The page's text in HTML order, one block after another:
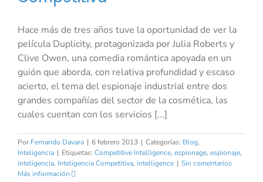
Hace más de tres años tuve la oportunidad de ver la
película Duplicity, protagonizada por Julia Roberts y
Clive Owen, una comedia romántica apoyada en un
guión que aborda, con relativa profundidad y escaso
acierto, el tema del espionaje industrial entre dos
grandes compañías del sector de la cosmética, las
cuales cuentan con los servicios [...]
Por Fernando Davara | 6 febrero 2013 | Categorías: Blog,
Inteligencia | Etiquetas: Competitive Intelligence, espionage, espionaje,
inteligencia, Inteligencia Competitiva, intelligence | Sin comentarios
Más información